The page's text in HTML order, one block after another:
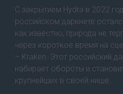
С закрытием Hydra в 2022
российском даркнете
как известно, природа не
через короткое время на
– Kraken. Этот российский
набирает обороты и
крупнейших в своей нише.